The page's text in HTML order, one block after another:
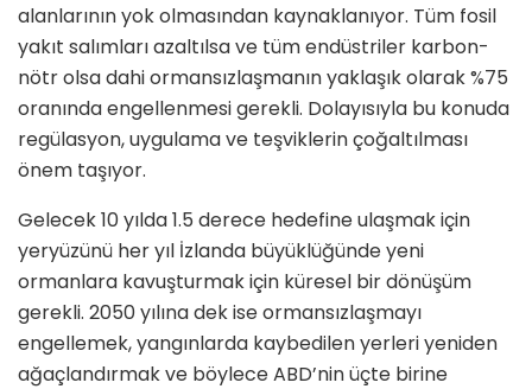
alanlarının yok olmasından kaynaklanıyor. Tüm fosil
yakıt salımları azaltılsa ve tüm endüstriler karbon-
nötr olsa dahi ormansızlaşmanın yaklaşık olarak %75
oranında engellenmesi gerekli. Dolayısıyla bu konuda
regülasyon, uygulama ve teşviklerin çoğaltılması
önem taşıyor.
Gelecek 10 yılda 1.5 derece hedefine ulaşmak için
yeryüzünü her yıl İzlanda büyüklüğünde yeni
ormanlara kavuşturmak için küresel bir dönüşüm
gerekli. 2050 yılına dek ise ormansızlaşmayı
engellemek, yangınlarda kaybedilen yerleri yeniden
ağaçlandırmak ve böylece ABD’nin üçte birine